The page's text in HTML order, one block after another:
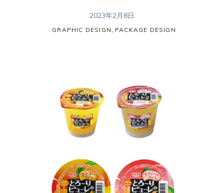
2023年2月8日
GRAPHIC DESIGN, PACKAGE DESIGN